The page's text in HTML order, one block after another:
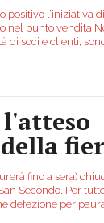
positivo l’iniziativa
nel punto vendita
di soci e clienti,
fino a sera)
Secondo. Per
defezione per